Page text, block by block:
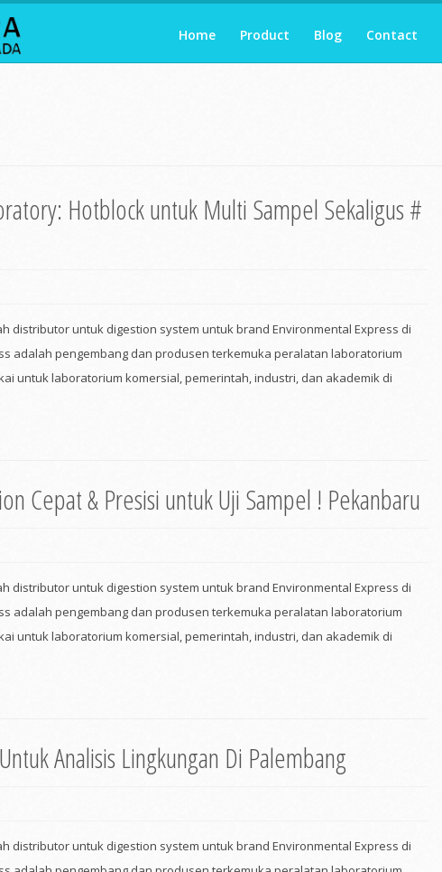
Home Product Blog Contact
Hotblock untuk Multi Sampel Sekaligus #
distributor untuk digestion system untuk brand Environmental Express di
adalah pengembang dan produsen terkemuka peralatan laboratorium
untuk laboratorium komersial, pemerintah, industri, dan akademik di
Cepat & Presisi untuk Uji Sampel ! Pekanbaru
distributor untuk digestion system untuk brand Environmental Express di
adalah pengembang dan produsen terkemuka peralatan laboratorium
untuk laboratorium komersial, pemerintah, industri, dan akademik di
Analisis Lingkungan Di Palembang
distributor untuk digestion system untuk brand Environmental Express di